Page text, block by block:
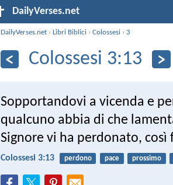
DailyVerses.net
DailyVerses.net ›Libri Biblici ›Colossesi ›3
Colossesi 3:13
Sopportandovi a vicenda e
qualcuno abbia di che
Signore vi ha perdonato, così
Colossesi 3:13 perdono pace prossimo